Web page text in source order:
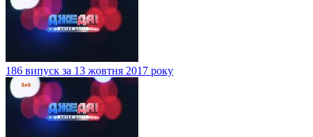
186 випуск за 13 жовтня 2017 року